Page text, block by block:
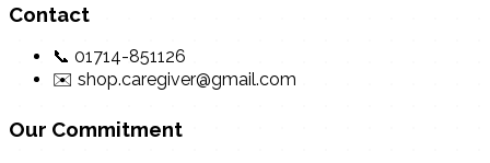
Contact
📞 01714-851126
✉️ shop.caregiver@gmail.com
Our Commitment